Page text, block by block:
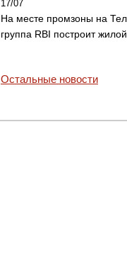
17/07
На месте промзоны на
группа RBI построит
Остальные новости